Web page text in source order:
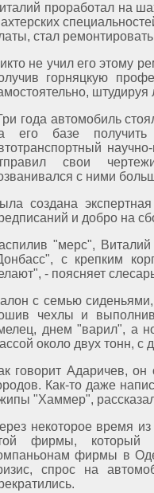
проработал на
стал
не учил его этому
горняцкую
года автомобиль
его базе получить
свои
с ними
создана
и добро на
"мерс",
с крепким
- поясняет
с семью сиденьями,
чехлы и выполнив
днем "варил", а
около двух тонн, с
говорит Адаричев,
Как-то даже
"Хаммер",
некоторое время
фирмы, который
фирмы в
спрос на